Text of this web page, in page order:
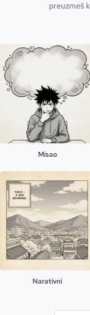
preuzmeš
Misao
Narativni